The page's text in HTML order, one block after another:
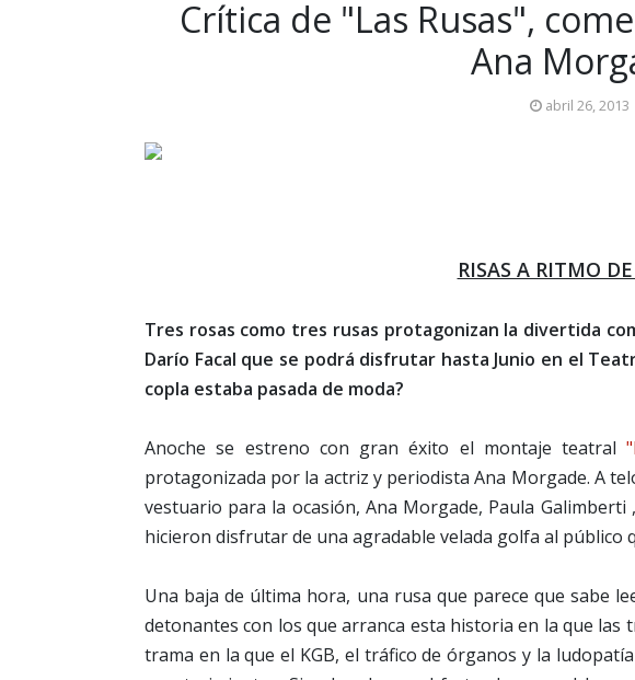
Crítica de "Las Rusas",
Ana
abril 26, 2013
RISAS A RITMO
Tres rosas como tres rusas protagonizan la divertida
Darío Facal que se podrá disfrutar hasta Junio en el
copla estaba pasada de moda?
Anoche se estreno con gran éxito el montaje teatral
protagonizada por la actriz y periodista Ana Morgade. A
vestuario para la ocasión, Ana Morgade, Paula
hicieron disfrutar de una agradable velada golfa al público
Una baja de última hora, una rusa que parece que sabe
detonantes con los que arranca esta historia en la que
trama en la que el KGB, el tráfico de órganos y la